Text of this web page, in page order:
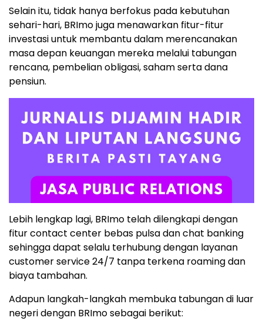
Selain itu, tidak hanya berfokus pada kebutuhan
sehari-hari, BRImo juga menawarkan fitur-fitur
investasi untuk membantu dalam merencanakan
masa depan keuangan mereka melalui tabungan
rencana, pembelian obligasi, saham serta dana
pensiun.
Lebih lengkap lagi, BRImo telah dilengkapi dengan
fitur contact center bebas pulsa dan chat banking
sehingga dapat selalu terhubung dengan layanan
customer service 24/7 tanpa terkena roaming dan
biaya tambahan.
Adapun langkah-langkah membuka tabungan di luar
negeri dengan BRImo sebagai berikut: